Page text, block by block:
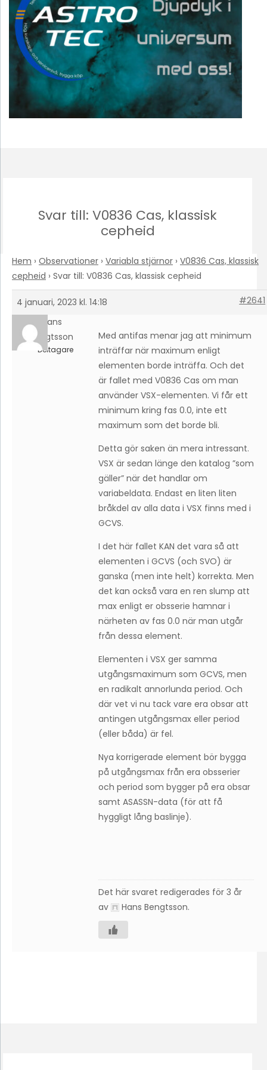
Svar till: V0836 Cas, klassisk
cepheid
Hem › Observationer › Variabla stjärnor › V0836 Cas, klassisk
cepheid › Svar till: V0836 Cas, klassisk cepheid
4 januari, 2023 kl. 14:18
#2641
Hans
Bengtsson
Deltagare
Med antifas menar jag att minimum
inträffar när maximum enligt
elementen borde inträffa. Och det
är fallet med V0836 Cas om man
använder VSX-elementen. Vi får ett
minimum kring fas 0.0, inte ett
maximum som det borde bli.
Detta gör saken än mera intressant.
VSX är sedan länge den katalog ”som
gäller” när det handlar om
variabeldata. Endast en liten liten
bråkdel av alla data i VSX finns med i
GCVS.
I det här fallet KAN det vara så att
elementen i GCVS (och SVO) är
ganska (men inte helt) korrekta. Men
det kan också vara en ren slump att
max enligt er obsserie hamnar i
närheten av fas 0.0 när man utgår
från dessa element.
Elementen i VSX ger samma
utgångsmaximum som GCVS, men
en radikalt annorlunda period. Och
där vet vi nu tack vare era obsar att
antingen utgångsmax eller period
(eller båda) är fel.
Nya korrigerade element bör bygga
på utgångsmax från era obsserier
och period som bygger på era obsar
samt ASASSN-data (för att få
hyggligt lång baslinje).
Det här svaret redigerades för 3 år
av
Hans Bengtsson.